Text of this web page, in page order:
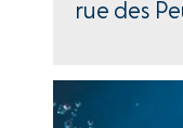
rue des